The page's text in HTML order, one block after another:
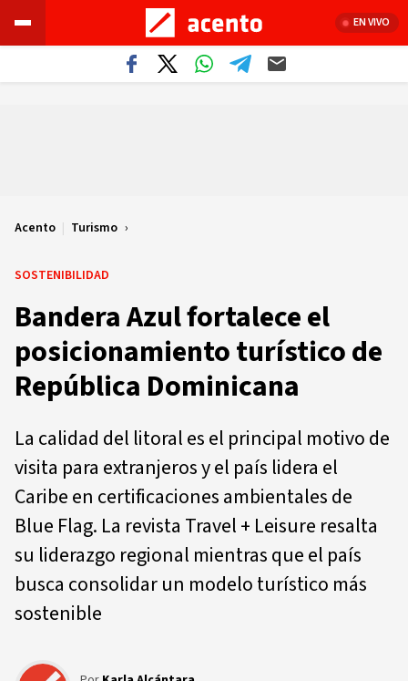
EN VIVO
Acento | Turismo
SOSTENIBILIDAD
Bandera Azul fortalece el
posicionamiento turístico de
República Dominicana
La calidad del litoral es el principal motivo de
visita para extranjeros y el país lidera el
Caribe en certificaciones ambientales de
Blue Flag. La revista Travel + Leisure resalta
su liderazgo regional mientras que el país
busca consolidar un modelo turístico más
sostenible